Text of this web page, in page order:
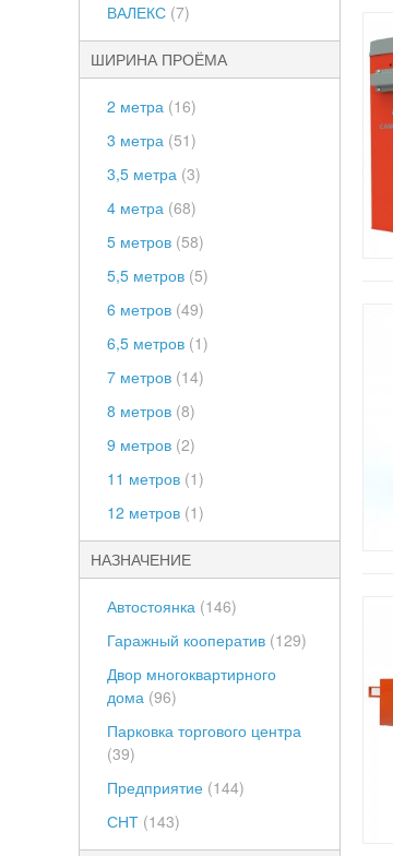
ВАЛЕКС (7)
ШИРИНА ПРОЁМА
2 метра (16)
3 метра (51)
3,5 метра (3)
4 метра (68)
5 метров (58)
5,5 метров (5)
6 метров (49)
6,5 метров (1)
7 метров (14)
8 метров (8)
9 метров (2)
11 метров (1)
12 метров (1)
НАЗНАЧЕНИЕ
Автостоянка (146)
Гаражный кооператив (129)
Двор многоквартирного
дома (96)
Парковка торгового центра
(39)
Предприятие (144)
СНТ (143)